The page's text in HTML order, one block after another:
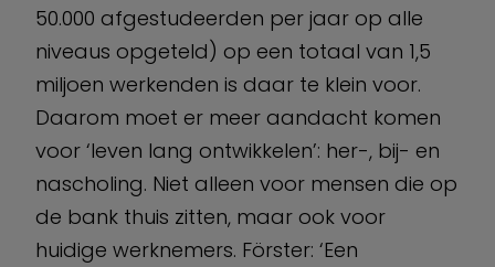
50.000 afgestudeerden per jaar op alle
niveaus opgeteld) op een totaal van 1,5
miljoen werkenden is daar te klein voor.
Daarom moet er meer aandacht komen
voor ‘leven lang ontwikkelen’: her-, bij- en
nascholing. Niet alleen voor mensen die op
de bank thuis zitten, maar ook voor
huidige werknemers. Förster: ‘Een